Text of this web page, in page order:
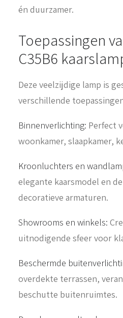
én duurzamer.
Toepassingen
C35B6
Deze veelzijdige lamp is
verschillende
Binnenverlichting: Perfect
woonkamer, slaapkamer,
Kroonluchters en
elegante kaarsmodel en
decoratieve armaturen.
Showrooms en winkels:
uitnodigende sfeer voor
Beschermde
overdekte terrassen,
beschutte buitenruimtes.